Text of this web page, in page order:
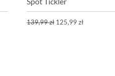
139,99 zł 125,99 zł